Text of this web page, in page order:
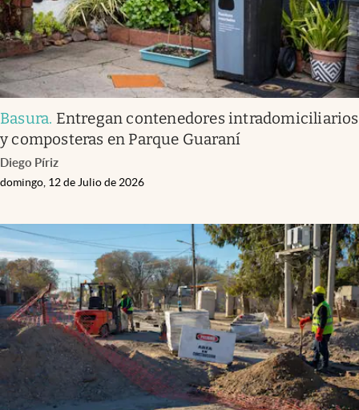
Clima
Mundial 2026
Eventos Corporativos
El Cronista Studio
Mediakit
abre en nueva pestaña
Argentina
Basura. Entregan contenedores intradomiciliarios
y composteras en Parque Guaraní
Diego Píriz
domingo, 12 de Julio de 2026